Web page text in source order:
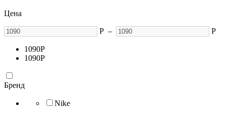
Цена
Р – Р
1090Р
1090Р
Бренд
Nike